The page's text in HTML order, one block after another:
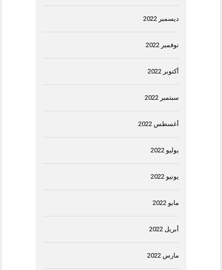
ديسمبر 2022
نوفمبر 2022
أكتوبر 2022
سبتمبر 2022
أغسطس 2022
يوليو 2022
يونيو 2022
مايو 2022
أبريل 2022
مارس 2022